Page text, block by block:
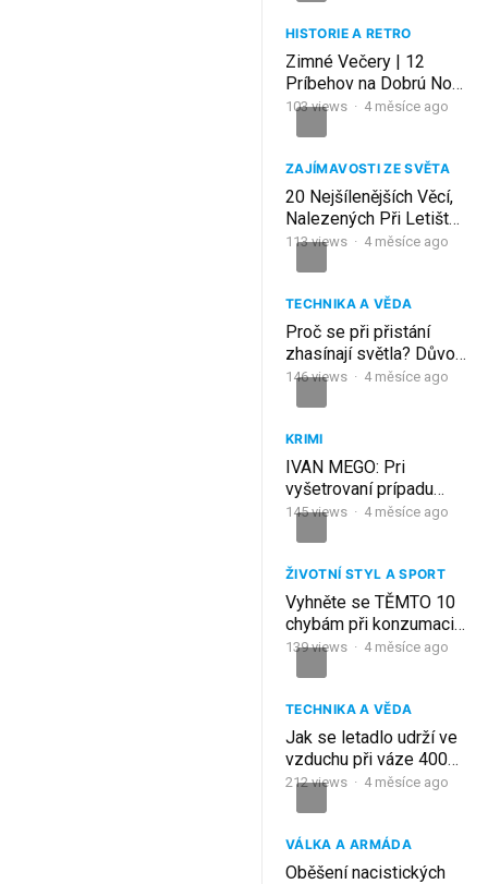
HISTORIE A RETRO
Zimné Večery | 12
Príbehov na Dobrú Noc
| Slovenské
103views · 4 měsíce ago
ZAJÍMAVOSTI ZE SVĚTA
20 Nejšílenějších Věcí,
Nalezených Při Letištní
Bezpečnostní Kontrole
113views · 4 měsíce ago
TECHNIKA A VĚDA
Proč se při přistání
zhasínají světla? Důvod
vás šokuje.
146views · 4 měsíce ago
KRIMI
IVAN MEGO: Pri
vyšetrovaní prípadu
Violy Macákovej použili
145views · 4 měsíce ago
ŽIVOTNÍ STYL A SPORT
Vyhněte se TĚMTO 10
chybám při konzumaci
česneku — lékaři varují
139views · 4 měsíce ago
TECHNIKA A VĚDA
Jak se letadlo udrží ve
vzduchu při váze 400
tun? Tohle vás
212views · 4 měsíce ago
VÁLKA A ARMÁDA
Oběšení nacistických